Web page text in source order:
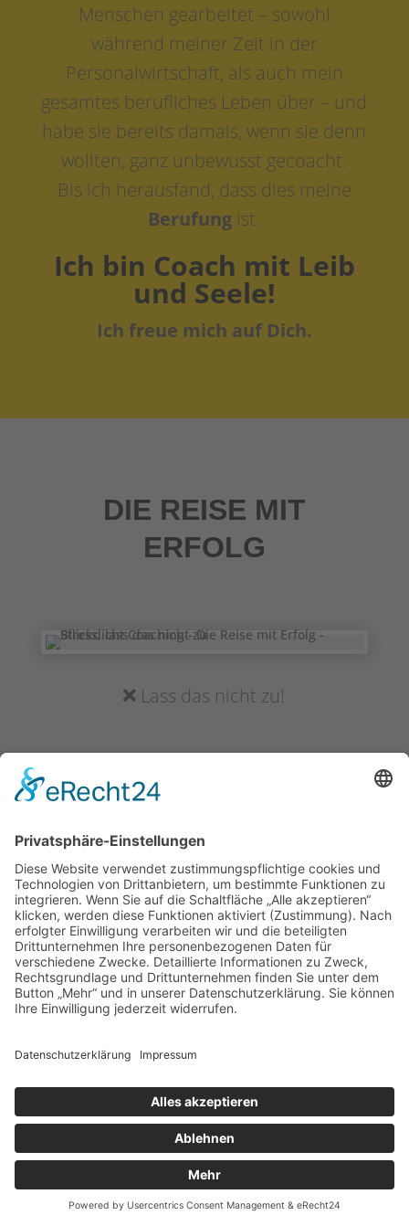
Menschen gearbeitet – sowohl
während meiner Zeit in der
Personalwirtschaft, als auch mein
gesamtes berufliches Leben über – und
habe sie bereits damals, wenn sie denn
wollten, ganz unbewusst gecoacht.
Bis ich herausfand, dass dies meine
Berufung ist.
Ich bin Coach mit Leib
und Seele!
Ich freue mich auf Dich.
DIE REISE MIT
ERFOLG
Lass das nicht zu!
Lieber das!
Dir wird klar, wie Du Deine Ziele
erreichst.
besseres Leben.
Ich zeige Dir, wie Du Deine
Potentiale besser erkennst und was Du
daraus machst.